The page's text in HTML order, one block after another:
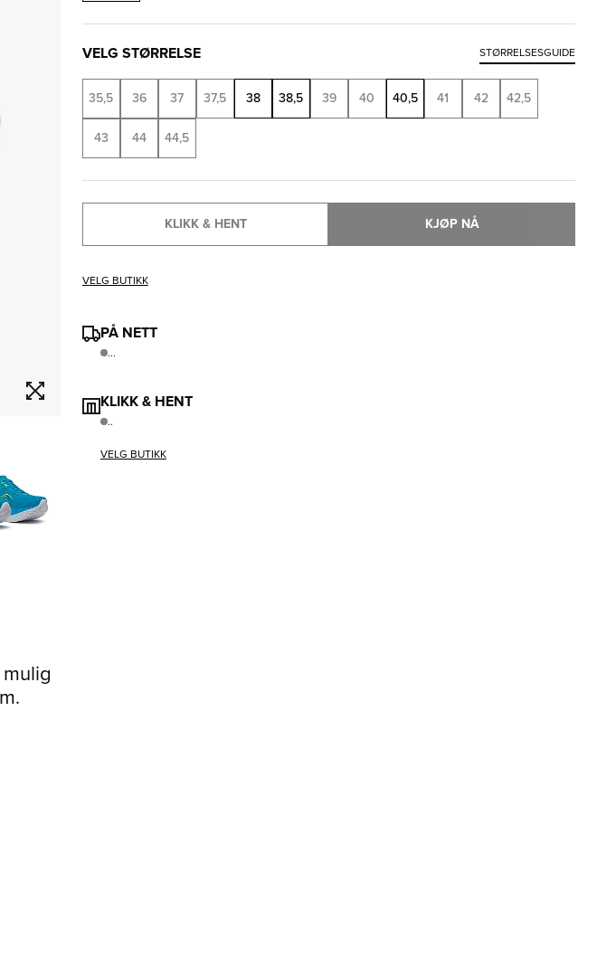
VELG STØRRELSE STØRRELSESGUIDE
35,5 36 37 37,5 38 38,5 39 40 40,5 41 42 42,5
43 44 44,5
KLIKK & HENT KJØP NÅ
VELG BUTIKK
PÅ NETT
...
KLIKK & HENT
..
VELG BUTIKK